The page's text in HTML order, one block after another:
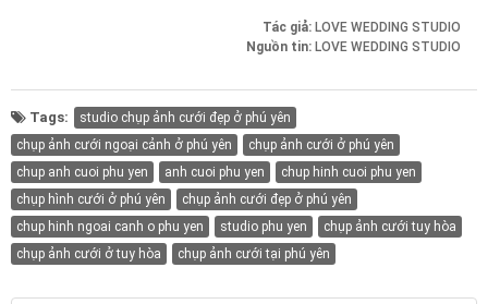
Tác giả: LOVE WEDDING STUDIO
Nguồn tin: LOVE WEDDING STUDIO
Tags:
studio chụp ảnh cưới đẹp ở phú yên
chụp ảnh cưới ngoại cảnh ở phú yên
chụp ảnh cưới ở phú yên
chup anh cuoi phu yen
anh cuoi phu yen
chup hinh cuoi phu yen
chụp hình cưới ở phú yên
chụp ảnh cưới đẹp ở phú yên
chup hinh ngoai canh o phu yen
studio phu yen
chụp ảnh cưới tuy hòa
chụp ảnh cưới ở tuy hòa
chụp ảnh cưới tại phú yên